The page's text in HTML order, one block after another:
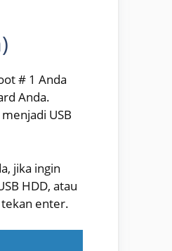
# 1 Anda
Anda.
USB
jika ingin
HDD, atau
tekan enter.